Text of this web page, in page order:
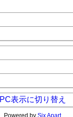
PC表示に切り替え
Powered by Six Apart